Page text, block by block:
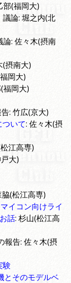
部(福岡大)
論: 堀之内(北
: 佐々木(摂南
(摂南大)
岡大)
岡大)
: 竹広(京大)
いて: 佐々木(摂
江高専)
大)
脇(松江高専)
イコン向けライ
話: 杉山(松江高
報告: 佐々木(摂
験
とそのモデルベ